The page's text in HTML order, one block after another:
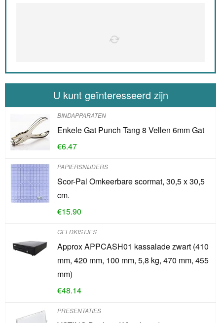
U kunt geïnteresseerd zijn
BINDAPPARATEN
Enkele Gat Punch Tang 8 Vellen 6mm Gat
€6.47
PAPIERSNIJDERS
Scor-Pal Omkeerbare scormat, 30,5 x 30,5
cm.
€15.90
GELDKISTJES
Approx APPCASH01 kassalade zwart (410
mm, 420 mm, 100 mm, 5,8 kg, 470 mm, 455
mm)
€48.14
PRESENTATIES